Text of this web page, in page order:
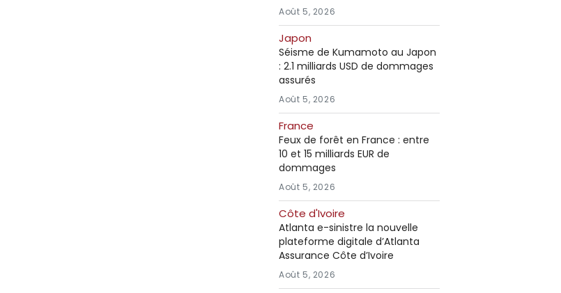
Août 5, 2026
Japon
Séisme de Kumamoto au Japon
: 2.1 milliards USD de dommages
assurés
Août 5, 2026
France
Feux de forêt en France : entre
10 et 15 milliards EUR de
dommages
Août 5, 2026
Côte d'Ivoire
Atlanta e-sinistre la nouvelle
plateforme digitale d’Atlanta
Assurance Côte d’Ivoire
Août 5, 2026